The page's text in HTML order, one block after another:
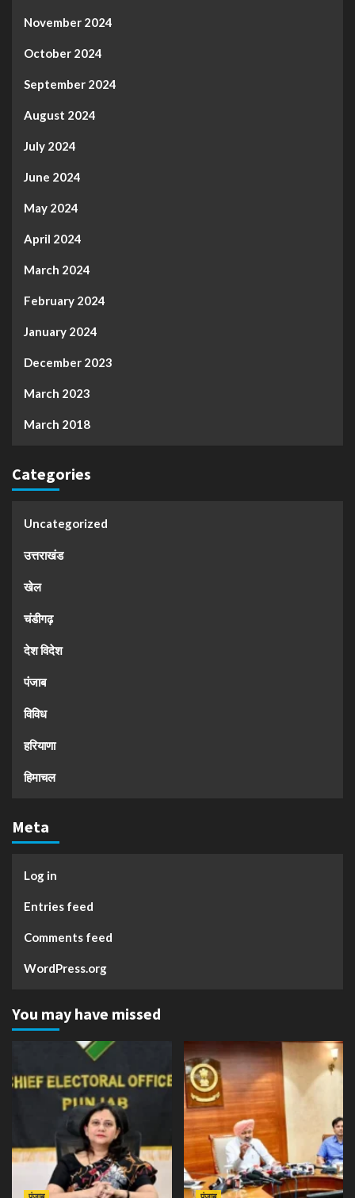
November 2024
October 2024
September 2024
August 2024
July 2024
June 2024
May 2024
April 2024
March 2024
February 2024
January 2024
December 2023
March 2023
March 2018
Categories
Uncategorized
उत्तराखंड
खेल
चंडीगढ़
देश विदेश
पंजाब
विविध
हरियाणा
हिमाचल
Meta
Log in
Entries feed
Comments feed
WordPress.org
You may have missed